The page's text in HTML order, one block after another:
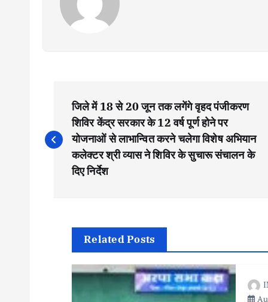
o
जिले में 18 से 20 जून तक लगेंगे वृहद पंजीकरण
शिविर केंद्र सरकार के 12 वर्ष पूर्ण होने पर
योजनाओं से लाभान्वित करने चलेगा विशेष अभियान
कलेक्टर श्री व्यास ने शिविर के सुचारू संचालन के
दिए निर्देश
Related Posts